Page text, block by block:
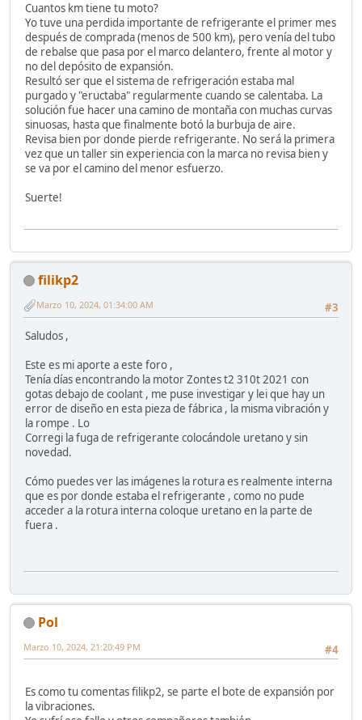
Cuantos km tiene tu moto?
Yo tuve una perdida importante de refrigerante el primer mes
después de comprada (menos de 500 km), pero venía del tubo
de rebalse que pasa por el marco delantero, frente al motor y
no del depósito de expansión.
Resultó ser que el sistema de refrigeración estaba mal
purgado y "eructaba" regularmente cuando se calentaba. La
solución fue hacer una camino de montaña con muchas curvas
sinuosas, hasta que finalmente botó la burbuja de aire.
Revisa bien por donde pierde refrigerante. No será la primera
vez que un taller sin experiencia con la marca no revisa bien y
se va por el camino del menor esfuerzo.
Suerte!
filikp2
#3
Marzo 10, 2024, 01:34:00 AM
Saludos ,
Este es mi aporte a este foro ,
Tenía días encontrando la motor Zontes t2 310t 2021 con
gotas debajo de coolant , me puse investigar y lei que hay un
error de diseño en esta pieza de fábrica , la misma vibración y
la rompe . Lo
Corregi la fuga de refrigerante colocándole uretano y sin
novedad.
Cómo puedes ver las imágenes la rotura es realmente interna
que es por donde estaba el refrigerante , como no pude
acceder a la rotura interna coloque uretano en la parte de
fuera .
Pol
#4
Marzo 10, 2024, 21:20:49 PM
Es como tu comentas filikp2, se parte el bote de expansión por
la vibraciones.